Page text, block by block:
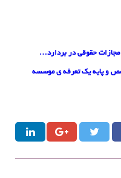
حقوقی در بردارد…
و پایه یک تعرفه ی موسسه